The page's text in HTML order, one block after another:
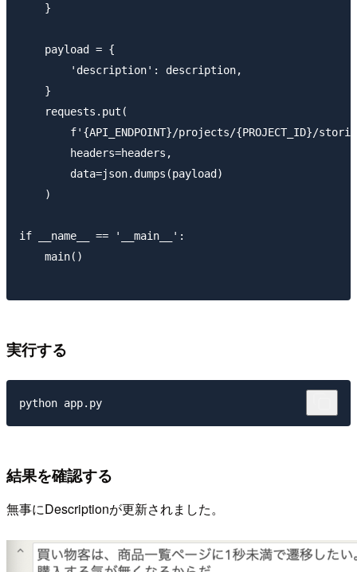
    }
    payload = {
        'description': description,
    }
    requests.put(
f'{API_ENDPOINT}/projects/{PROJECT_ID}/
        headers=headers,
        data=json.dumps(payload)
    )
if __name__ == '__main__':
    main()
実行する
結果を確認する
無事にDescriptionが更新されました。